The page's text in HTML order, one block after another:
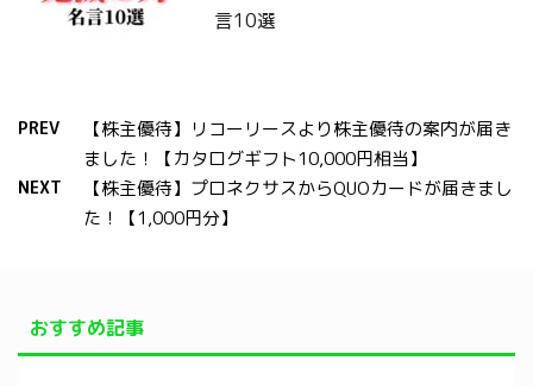
言10選
PREV
【株主優待】リコーリースより株主優待の案内が届き
ました！【カタログギフト10,000円相当】
NEXT
【株主優待】プロネクサスからQUOカードが届きまし
た！【1,000円分】
おすすめ記事